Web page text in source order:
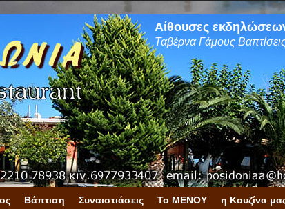
Αίθουσες
Ταβέρνα Γάμους
Βάπτιση Συναιστιάσεις Το ΜΕΝΟΥ η Κουζίνα